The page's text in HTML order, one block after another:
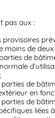
pas aux :
moins de
de
de
en
de
liées